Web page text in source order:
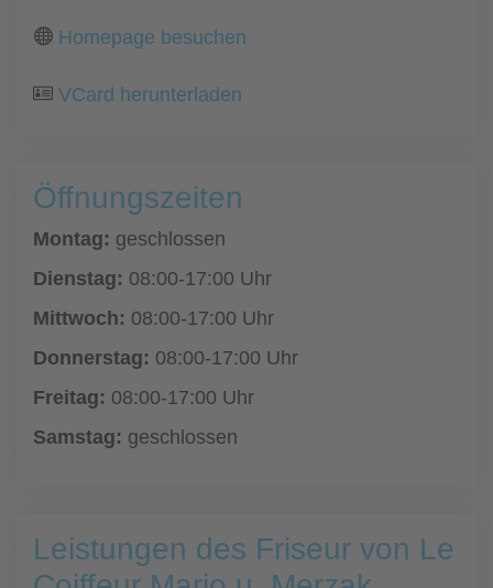
Homepage besuchen
VCard herunterladen
Öffnungszeiten
Montag: geschlossen
Dienstag: 08:00-17:00 Uhr
Mittwoch: 08:00-17:00 Uhr
Donnerstag: 08:00-17:00 Uhr
Freitag: 08:00-17:00 Uhr
Samstag: geschlossen
Leistungen des Friseur von Le